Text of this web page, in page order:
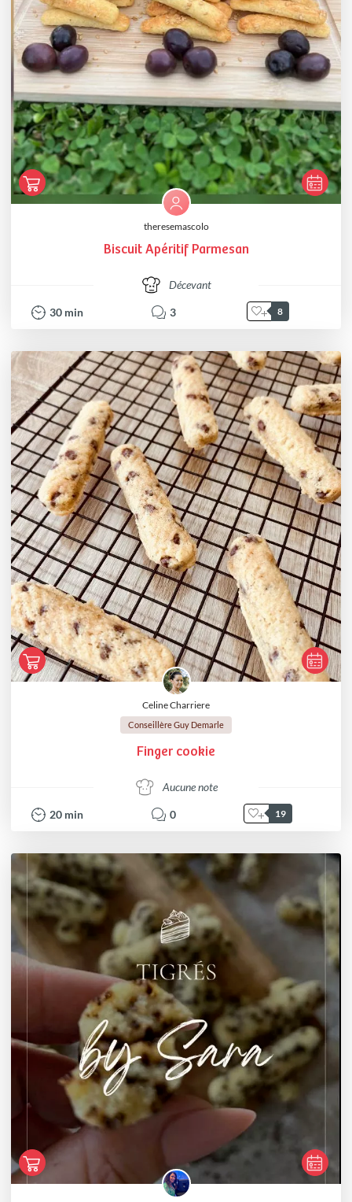
theresemascolo
Biscuit Apéritif Parmesan
Décevant
30 min 3 8
Celine Charriere
Conseillère Guy Demarle
Finger cookie
Aucune note
20 min 0 19